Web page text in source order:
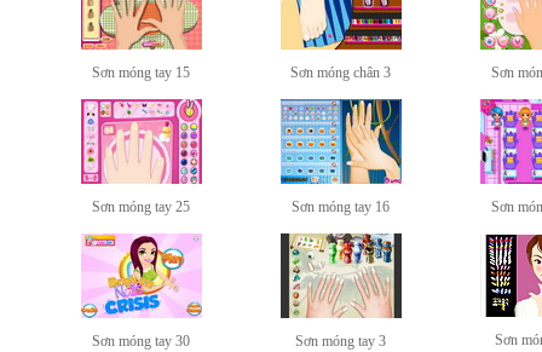
Sơn móng tay 15 Sơn móng chân 3 Sơn
Sơn móng tay 25 Sơn móng tay 16 Sơn
Sơn móng tay 30 Sơn móng tay 3 Sơn